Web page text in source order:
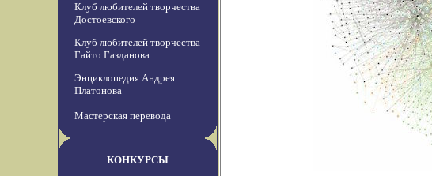
Клуб любителей творчества
Достоевского
Клуб любителей творчества
Гайто Газданова
Энциклопедия Андрея
Платонова
Мастерская перевода
КОНКУРСЫ